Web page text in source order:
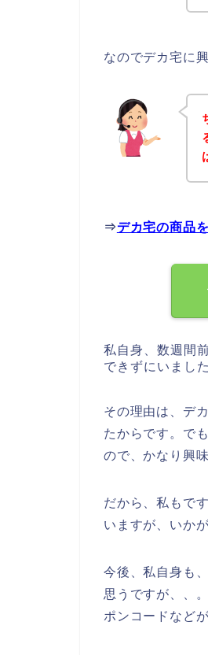
なのでデカ宅に
⇒デカ宅の商品
私自身、数週間
できずにいました
その理由は、デ
たからです。で
ので、かなり興
だから、私もで
いますが、いか
今後、私自身も
思うですが、、
ポンコードなど